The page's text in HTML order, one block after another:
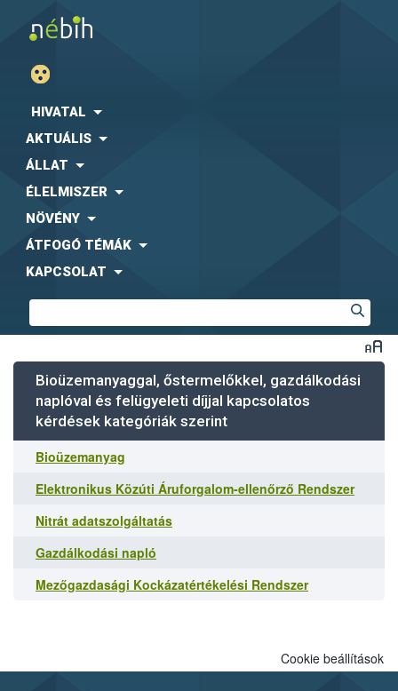
HIVATAL
AKTUÁLIS
ÁLLAT
ÉLELMISZER
NÖVÉNY
ÁTFOGÓ TÉMÁK
KAPCSOLAT
Bioüzemanyaggal, őstermelőkkel, gazdálkodási
naplóval és felügyeleti díjjal kapcsolatos
kérdések kategóriák szerint
Bioüzemanyag
Elektronikus Közúti Áruforgalom-ellenőrző Rendszer
Nitrát adatszolgáltatás
Gazdálkodási napló
Mezőgazdasági Kockázatértékelési Rendszer
Cookie beállítások